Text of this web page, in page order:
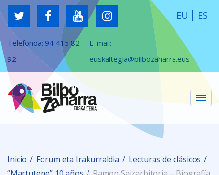
Telefonoa: 94 415 82
92
E-mail:
euskaltegia@bilbozaharra.eus
EU ES
Inicio Forum eta Irakurraldia
Lecturas de clásicos